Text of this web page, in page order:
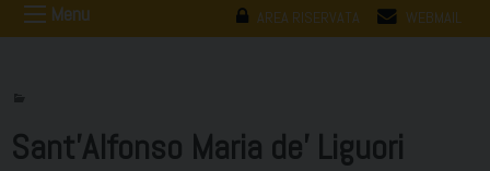
AREA RISERVATA WEBMAIL
Menu
Sant’Alfonso Maria de’ Liguori